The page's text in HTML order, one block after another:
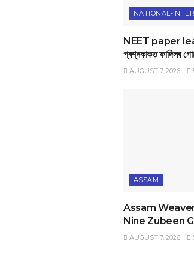
NATIONAL-
NEET paper
প্ৰশ্নকাকত ফাদিলৰ
AUGUST 7, 2026
ASSAM
Assam
Nine Zubeen
AUGUST 7, 2026